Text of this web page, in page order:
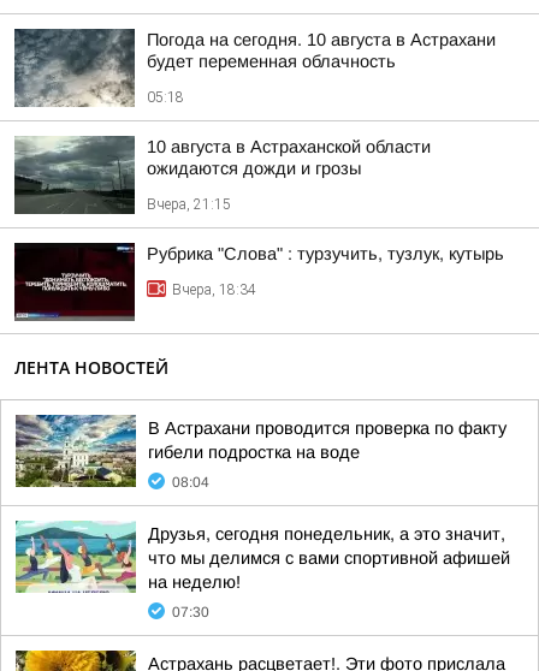
Погода на сегодня. 10 августа в Астрахани
будет переменная облачность
05:18
10 августа в Астраханской области
ожидаются дожди и грозы
Вчера, 21:15
Рубрика "Слова" : турзучить, тузлук, кутырь
Вчера, 18:34
ЛЕНТА НОВОСТЕЙ
В Астрахани проводится проверка по факту
гибели подростка на воде
08:04
Друзья, сегодня понедельник, а это значит,
что мы делимся с вами спортивной афишей
на неделю!
07:30
Астрахань расцветает!. Эти фото прислала